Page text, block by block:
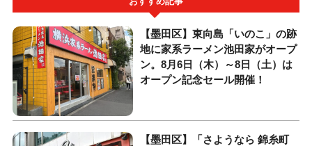
【墨田区】東向島「いのこ」の跡
地に家系ラーメン池田家がオープ
ン。8月6日（木）～8日（土）は
オープン記念セール開催！
【墨田区】「さようなら 錦糸町